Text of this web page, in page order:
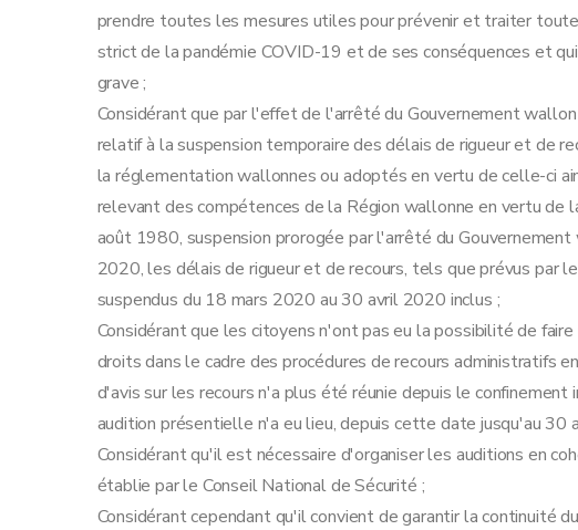
prendre toutes les mesures utiles pour prévenir et traiter
strict de la pandémie COVID-19 et de ses conséquences et
grave ;
Considérant que par l'effet de l'arrêté du Gouvernement
relatif à la suspension temporaire des délais de rigueur et de
la réglementation wallonnes ou adoptés en vertu de celle-ci
relevant des compétences de la Région wallonne en vertu
août 1980, suspension prorogée par l'arrêté du
2020, les délais de rigueur et de recours, tels que prévus par
suspendus du 18 mars 2020 au 30 avril 2020 inclus ;
Considérant que les citoyens n'ont pas eu la possibilité de
droits dans le cadre des procédures de recours administratifs
d'avis sur les recours n'a plus été réunie depuis le
audition présentielle n'a eu lieu, depuis cette date jusqu'au 30
Considérant qu'il est nécessaire d'organiser les auditions en
établie par le Conseil National de Sécurité ;
Considérant cependant qu'il convient de garantir la continuité